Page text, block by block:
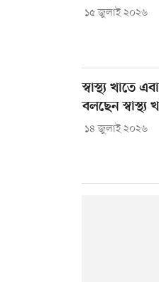
১৫ জুলাই ২০২৬
স্বাস্থ্য খাতে
বলছেন স্বাস্থ্য
১৪ জুলাই ২০২৬